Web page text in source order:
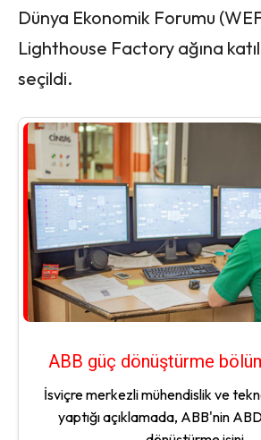
Dünya Ekonomik Forumu
Lighthouse Factory ağına
seçildi.
ABB güç dönüştürme
İsviçre merkezli mühendislik ve
yaptığı açıklamada, ABB'nin